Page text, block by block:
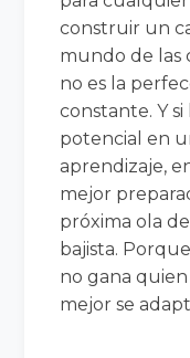
construir un
mundo de las
no es la
constante. Y
potencial en
aprendizaje,
mejor
próxima ola
bajista.
no gana quien
mejor se